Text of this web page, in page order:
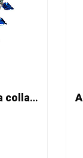
Adorno de pedrería para collar Mod. WRE-240